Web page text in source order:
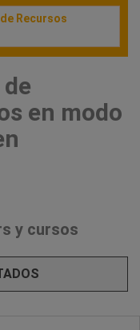
Recursos
en modo
y cursos